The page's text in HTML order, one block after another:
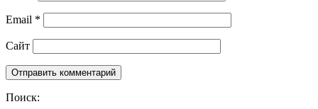
Email *
Сайт
Поиск: